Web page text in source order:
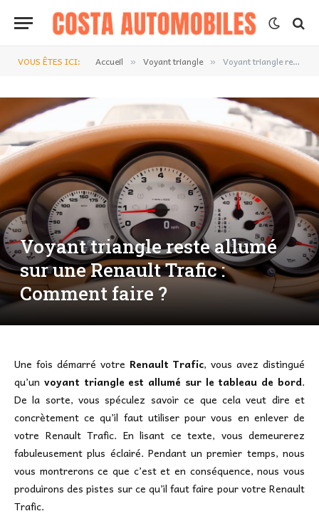
VOUS ÊTES ICI: Accueil » Voyant triangle » Voyant triangle reste allumé sur une Renault Trafic : Comment faire ?
Voyant triangle reste allumé
sur une Renault Trafic :
Comment faire ?
Une fois démarré votre Renault Trafic, vous avez distingué
qu’un voyant triangle est allumé sur le tableau de bord.
De la sorte, vous spéculez savoir ce que cela veut dire et
concrètement ce qu’il faut utiliser pour vous en enlever de
votre Renault Trafic. En lisant ce texte, vous demeurerez
fabuleusement plus éclairé. Pendant un premier temps, nous
vous montrerons ce que c’est et en conséquence, nous vous
produirons des pistes sur ce qu’il faut faire pour votre Renault
Trafic.